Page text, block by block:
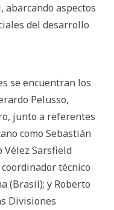
aspectos
del desarrollo
se encuentran los
Pelusso,
junto a referentes
como Sebastián
Sarsfield
técnico
(Brasil); y Roberto
Divisiones